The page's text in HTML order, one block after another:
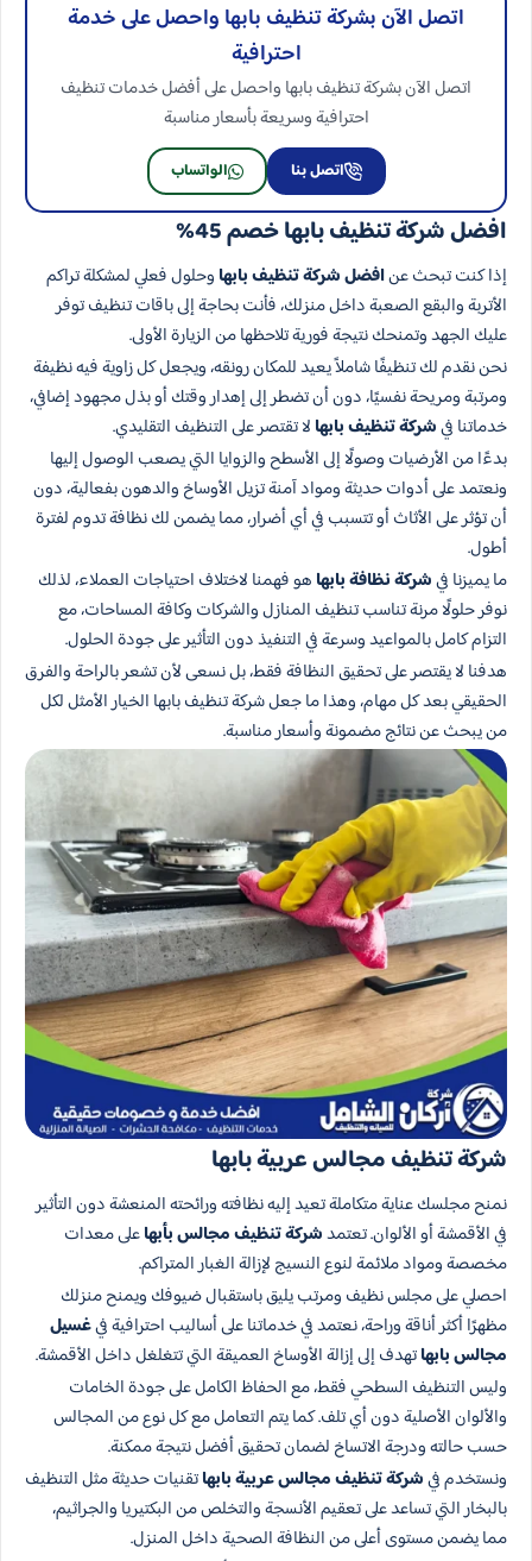
اتصل الآن بشركة تنظيف بابها واحصل على خدمة
احترافية
اتصل الآن بشركة تنظيف بابها واحصل على أفضل خدمات تنظيف
احترافية وسريعة بأسعار مناسبة
اتصل بنا الواتساب
افضل شركة تنظيف بابها خصم 45%
إذا كنت تبحث عنافضل شركة تنظيف بابها وحلول فعلي لمشكلة تراكم
الأتربة والبقع الصعبة داخل منزلك، فأنت بحاجة إلى باقات تنظيف توفر
عليك الجهد وتمنحك نتيجة فورية تلاحظها من الزيارة الأولى.
نحن نقدم لك تنظيفًا شاملاً يعيد للمكان رونقه، ويجعل كل زاوية فيه نظيفة
ومرتبة ومريحة نفسيًا، دون أن تضطر إلى إهدار وقتك أو بذل مجهود إضافي،
خدماتنا فيشركة تنظيف بابها لا تقتصر على التنظيف التقليدي.
بدءًا من الأرضيات وصولًا إلى الأسطح والزوايا التي يصعب الوصول إليها
ونعتمد على أدوات حديثة ومواد آمنة تزيل الأوساخ والدهون بفعالية، دون
أن تؤثر على الأثاث أو تتسبب في أي أضرار، مما يضمن لك نظافة تدوم لفترة
أطول.
ما يميزنا فيشركة نظافة بابها هو فهمنا لاختلاف احتياجات العملاء، لذلك
نوفر حلولًا مرنة تناسب تنظيف المنازل والشركات وكافة المساحات، مع
التزام كامل بالمواعيد وسرعة في التنفيذ دون التأثير على جودة الحلول.
هدفنا لا يقتصر على تحقيق النظافة فقط، بل نسعى لأن تشعر بالراحة والفرق
الحقيقي بعد كل مهام، وهذا ما جعل شركة تنظيف بابها الخيار الأمثل لكل
من يبحث عن نتائج مضمونة وأسعار مناسبة.
شركة تنظيف مجالس عربية بابها
نمنح مجلسك عناية متكاملة تعيد إليه نظافته ورائحته المنعشة دون التأثير
في الأقمشة أو الألوان. تعتمدشركة تنظيف مجالس بأبهاعلى معدات
مخصصة ومواد ملائمة لنوع النسيج لإزالة الغبار المتراكم.
احصلي على مجلس نظيف ومرتب يليق باستقبال ضيوفك ويمنح منزلك
مظهرًا أكثر أناقة وراحة، نعتمد في خدماتنا على أساليب احترافية فيغسيل
مجالس بابهاتهدف إلى إزالة الأوساخ العميقة التي تتغلغل داخل الأقمشة.
وليس التنظيف السطحي فقط، مع الحفاظ الكامل على جودة الخامات
والألوان الأصلية دون أي تلف. كما يتم التعامل مع كل نوع من المجالس
حسب حالته ودرجة الاتساخ لضمان تحقيق أفضل نتيجة ممكنة.
ونستخدم فيشركة تنظيف مجالس عربية بابهاتقنيات حديثة مثل التنظيف
بالبخار التي تساعد على تعقيم الأنسجة والتخلص من البكتيريا والجراثيم،
مما يضمن مستوى أعلى من النظافة الصحية داخل المنزل.